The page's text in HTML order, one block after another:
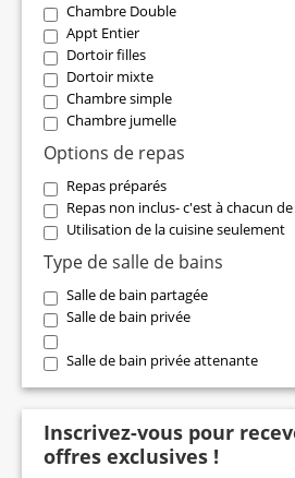
Chambre Double
Appt Entier
Dortoir filles
Dortoir mixte
Chambre simple
Chambre jumelle
Options de repas
Repas préparés
Repas non inclus- c'est à chacun
Utilisation de la cuisine seulement
Type de salle de bains
Salle de bain partagée
Salle de bain privée
Salle de bain privée attenante
Inscrivez-vous pour
offres exclusives !